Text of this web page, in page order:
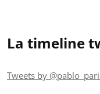
La timeline
Tweets by